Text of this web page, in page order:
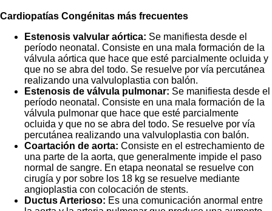
Cardiopatías Congénitas más frecuentes
Estenosis valvular aórtica: Se manifiesta desde el
período neonatal. Consiste en una mala formación de la
válvula aórtica que hace que esté parcialmente ocluida y
que no se abra del todo. Se resuelve por vía percutánea
realizando una valvuloplastia con balón.
Estenosis de válvula pulmonar: Se manifiesta desde el
período neonatal. Consiste en una mala formación de la
válvula pulmonar que hace que esté parcialmente
ocluida y que no se abra del todo. Se resuelve por vía
percutánea realizando una valvuloplastia con balón.
Coartación de aorta: Consiste en el estrechamiento de
una parte de la aorta, que generalmente impide el paso
normal de sangre. En etapa neonatal se resuelve con
cirugía y por sobre los 18 kg se resuelve mediante
angioplastia con colocación de stents.
Ductus Arterioso: Es una comunicación anormal entre